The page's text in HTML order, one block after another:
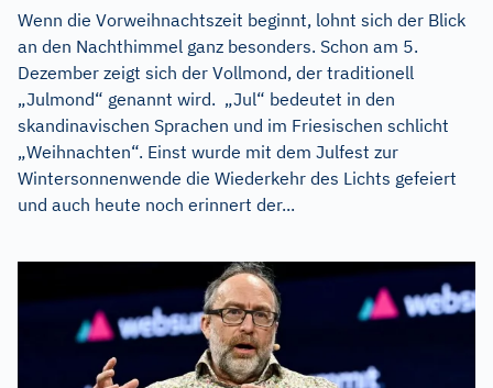
Wenn die Vorweihnachtszeit beginnt, lohnt sich der Blick
an den Nachthimmel ganz besonders. Schon am 5.
Dezember zeigt sich der Vollmond, der traditionell
„Julmond“ genannt wird. „Jul“ bedeutet in den
skandinavischen Sprachen und im Friesischen schlicht
„Weihnachten“. Einst wurde mit dem Julfest zur
Wintersonnenwende die Wiederkehr des Lichts gefeiert
und auch heute noch erinnert der...